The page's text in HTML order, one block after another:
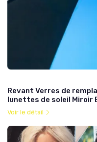
Revant Verres de
lunettes de soleil Miroir
Voir le détail